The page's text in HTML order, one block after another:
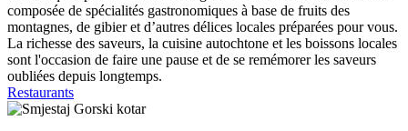
composée de spécialités gastronomiques à base de fruits des
montagnes, de gibier et d’autres délices locales préparées pour vous.
La richesse des saveurs, la cuisine autochtone et les boissons locales
sont l'occasion de faire une pause et de se remémorer les saveurs
oubliées depuis longtemps.
Restaurants